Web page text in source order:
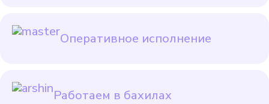
Оперативное исполнение
Работаем в бахилах